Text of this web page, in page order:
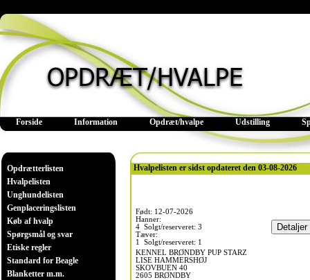
Forside Information Opdræt/hvalpe Udstilling
Opdrætterlisten
Hvalpelisten
Unghundelisten
Genplaceringslisten
Køb af hvalp
Spørgsmål og svar
Etiske regler
Standard for Beagle
Blanketter m.m.
Hvalpelisten er sidst opdateret den 03-08-2026
Født: 12-07-2026
Hanner:
4 Solgt/reserveret: 3
Tæver:
1 Solgt/reserveret: 1
KENNEL BRØNDBY PUP STARZ
LISE HAMMERSHØJ
SKOVBUEN 40
2605 BRØNDBY